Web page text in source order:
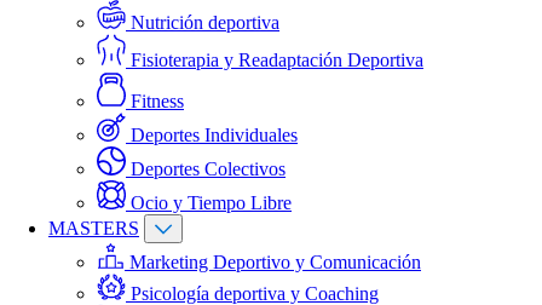
Nutrición deportiva
Fisioterapia y Readaptación Deportiva
Fitness
Deportes Individuales
Deportes Colectivos
Ocio y Tiempo Libre
MASTERS
Marketing Deportivo y Comunicación
Psicología deportiva y Coaching